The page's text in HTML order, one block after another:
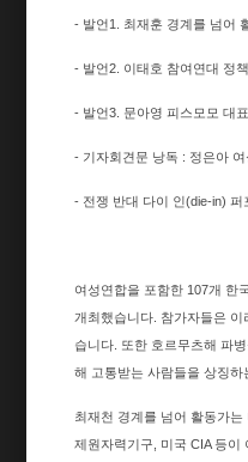
- 발언1. 최재훈 경계를 넘어
- 발언2. 이태호 참여연대 정
- 발언3. 문아영 피스모모 대표
- 기자회견문 낭독 : 정은아
- 전쟁 반대 다이 인(die-in) 퍼
여성연합을 포함한 107개 한
개최했습니다. 참가자들은
습니다. 또한 호르무츠해 파
해 고통받는 사람들을 상징하
최재천 경계를 넘어 활동가
제원자력기구, 미국 CIA 등이